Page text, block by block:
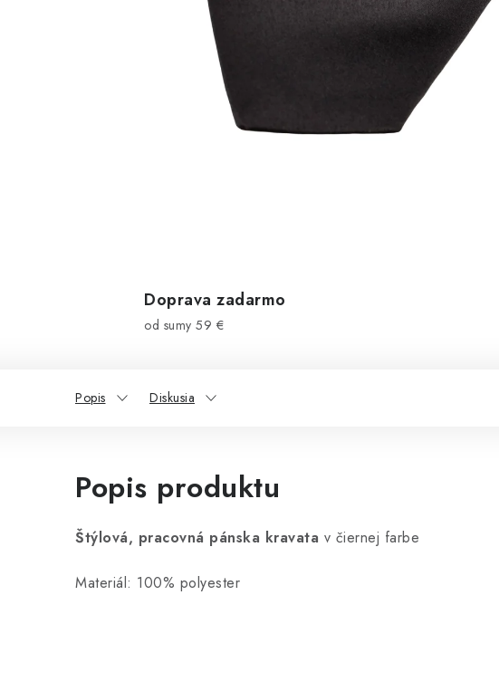
Doprava zadarmo
od sumy 59 €
Popis Diskusia
Popis produktu
Štýlová, pracovná pánska kravata v čiernej farbe
Materiál: 100% polyester